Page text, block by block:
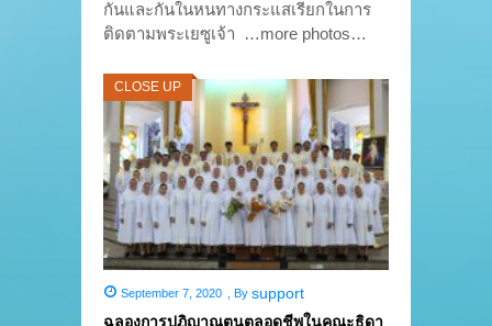
กันและกันในหนทางกระแสเรียกในการ
ติดตามพระเยซูเจ้า …more photos…
CLOSE UP
September 7, 2020 By support
ฉลองการปฏิญาณตนตลอดชีพในคณะธิดา